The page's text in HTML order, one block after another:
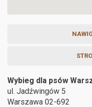
Wybieg dla psów
ul. Jadźwingów 5
Warszawa 02-692